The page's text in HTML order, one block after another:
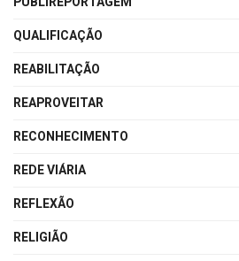
QUALIFICAÇÃO
REABILITAÇÃO
REAPROVEITAR
RECONHECIMENTO
REDE VIÁRIA
REFLEXÃO
RELIGIÃO